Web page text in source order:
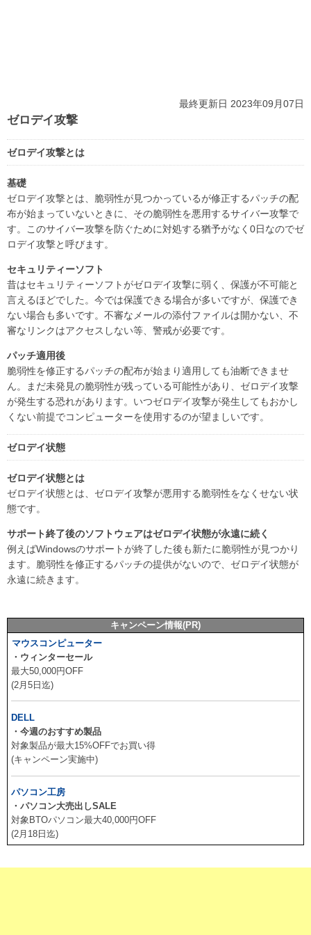
最終更新日 2023年09月07日
ゼロデイ攻撃
ゼロデイ攻撃とは
基礎
ゼロデイ攻撃とは、脆弱性が見つかっているが修正するパッチの配
布が始まっていないときに、その脆弱性を悪用するサイバー攻撃で
す。このサイバー攻撃を防ぐために対処する猶予がなく0日なのでゼ
ロデイ攻撃と呼びます。
セキュリティーソフト
昔はセキュリティーソフトがゼロデイ攻撃に弱く、保護が不可能と
言えるほどでした。今では保護できる場合が多いですが、保護でき
ない場合も多いです。不審なメールの添付ファイルは開かない、不
審なリンクはアクセスしない等、警戒が必要です。
パッチ適用後
脆弱性を修正するパッチの配布が始まり適用しても油断できませ
ん。まだ未発見の脆弱性が残っている可能性があり、ゼロデイ攻撃
が発生する恐れがあります。いつゼロデイ攻撃が発生してもおかし
くない前提でコンピューターを使用するのが望ましいです。
ゼロデイ状態
ゼロデイ状態とは
ゼロデイ状態とは、ゼロデイ攻撃が悪用する脆弱性をなくせない状
態です。
サポート終了後のソフトウェアはゼロデイ状態が永遠に続く
例えばWindowsのサポートが終了した後も新たに脆弱性が見つかり
ます。脆弱性を修正するパッチの提供がないので、ゼロデイ状態が
永遠に続きます。
キャンペーン情報(PR)
マウスコンピューター
・ウィンターセール
最大50,000円OFF
(2月5日迄)
DELL
・今週のおすすめ製品
対象製品が最大15%OFFでお買い得
(キャンペーン実施中)
パソコン工房
・パソコン大売出しSALE
対象BTOパソコン最大40,000円OFF
(2月18日迄)